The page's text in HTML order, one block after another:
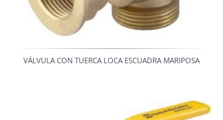
VÁLVULA CON TUERCA LOCA ESCUADRA MARIPOSA